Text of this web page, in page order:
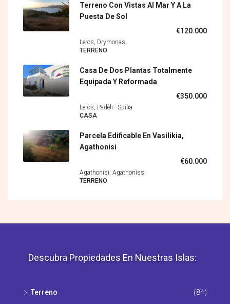
Terreno Con Vistas Al Mar Y A La
Puesta De Sol
€120.000
Leros, Drymonas
TERRENO
Casa De Dos Plantas Totalmente
Equipada Y Reformada
€350.000
Leros, Padèli - Spìlia
CASA
Parcela Edificable En Vasilikia,
Agathonisi
€60.000
Agathonisi, Agathonìssi
TERRENO
Descubra Propiedades En Nuestras Islas:
Terreno (84)